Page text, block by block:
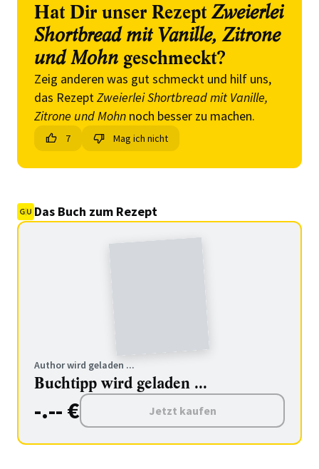
Hat Dir unser RezeptZweierlei
Shortbread mit Vanille, Zitrone
und Mohn geschmeckt?
Zeig anderen was gut schmeckt und hilf uns,
das RezeptZweierlei Shortbread mit Vanille,
Zitrone und Mohn noch besser zu machen.
7 Mag ich nicht
Das Buch zum Rezept
Author wird geladen ...
Buchtipp wird geladen ...
-.-- € Jetzt kaufen